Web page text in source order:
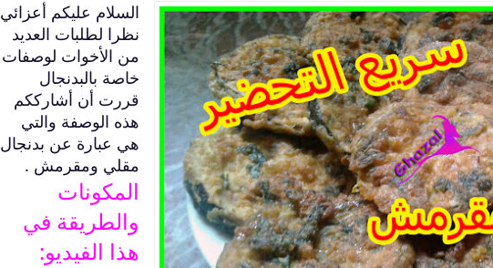
السلام عليكم أعزائي
نظرا لطلبات العديد
من الأخوات لوصفات
خاصة بالبدنجال
قررت أن أشارككم
هذه الوصفة والتي
هي عبارة عن بدنجال
مقلي ومقرمش .
المكونات
والطريقة في
هذا الفيديو: